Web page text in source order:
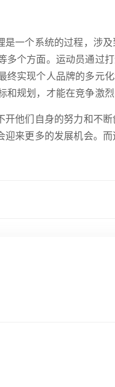
是一个系统的过程，涉
多个方面。运动员通过
终实现个人品牌的多元
规划，才能在竞争激
开他们自身的努力和不
来更多的发展机会。